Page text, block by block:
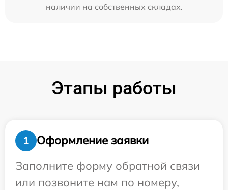
наличии на собственных складах.
Этапы работы
1
Оформление заявки
Заполните форму обратной связи
или позвоните нам по номеру,